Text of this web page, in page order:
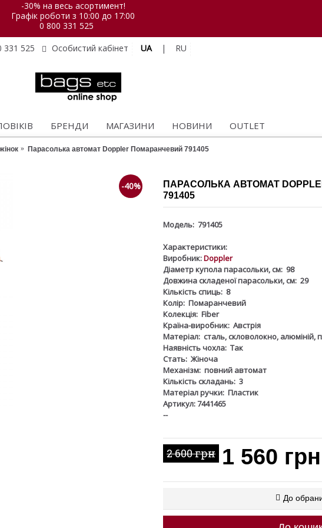
-30% на весь асортимент!
Графік роботи з 10:00 до 17:00
0 800 331 525
331 525
Особистий кабінет UA | RU
БРЕНДИ МАГАЗИНИ НОВИНИ OUTLET
Парасолька автомат Doppler Помаранчевий 791405
-40%
ПАРАСОЛЬКА АВТОМАТ
791405
Модель: 791405
Характеристики:
Виробник:Doppler
Діаметр купола парасольки, см: 98
Довжина складеної парасольки, см: 29
Кількість спиць: 8
Колір: Помаранчевий
Колекція: Fiber
Країна-виробник: Австрія
Матеріал: сталь, скловолокно, алюміній,
Наявність чохла: Так
Стать: Жіноча
Механізм: повний автомат
Кількість складань: 3
Матеріал ручки: Пластик
Артикул: 7441465
--
2 600 грн 1 560 грн
До